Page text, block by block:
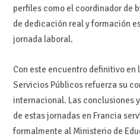
perfiles como el coordinador de
de dedicación real y formación
jornada laboral.
Con este encuentro definitivo en
Servicios Públicos refuerza su
internacional. Las conclusiones
de estas jornadas en Francia
formalmente al Ministerio de